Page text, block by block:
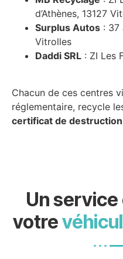
d’Athènes, 13127
Surplus Autos : 37
Vitrolles
Daddi SRL : ZI Les
Chacun de ces centres
réglementaire, recycle
certificat de destruction
Un
votre